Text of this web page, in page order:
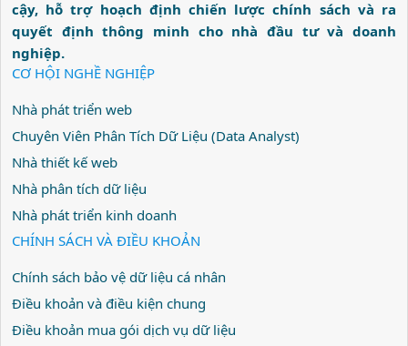
cậy, hỗ trợ hoạch định chiến lược chính sách và ra
quyết định thông minh cho nhà đầu tư và doanh
nghiệp.
CƠ HỘI NGHỀ NGHIỆP
Nhà phát triển web
Chuyên Viên Phân Tích Dữ Liệu (Data Analyst)
Nhà thiết kế web
Nhà phân tích dữ liệu
Nhà phát triển kinh doanh
CHÍNH SÁCH VÀ ĐIỀU KHOẢN
Chính sách bảo vệ dữ liệu cá nhân
Điều khoản và điều kiện chung
Điều khoản mua gói dịch vụ dữ liệu